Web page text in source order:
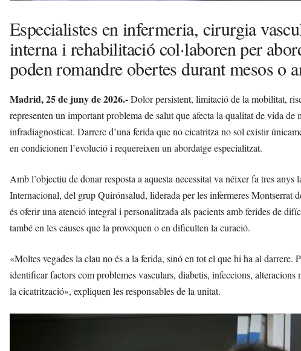
Especialistes en infermeria, cirurgia
interna i rehabilitació col·laboren per
poden romandre obertes durant mesos o
Madrid, 25 de juny de 2026.-Dolor persistent, limitació de la mobilitat,
representen un important problema de salut que afecta la qualitat de vida de
infradiagnosticat. Darrere d’una ferida que no cicatritza no sol existir
en condicionen l’evolució i requereixen un abordatge especialitzat.
Amb l’objectiu de donar resposta a aquesta necessitat va néixer fa tres
Internacional, del grup Quirónsalud, liderada per les infermeres Montserrat
és oferir una atenció integral i personalitzada als pacients amb ferides de
també en les causes que la provoquen o en dificulten la curació.
«Moltes vegades la clau no és a la ferida, sinó en tot el que hi ha al
identificar factors com problemes vasculars, diabetis, infeccions,
la cicatrització», expliquen les responsables de la unitat.